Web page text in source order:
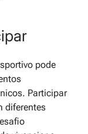
pode
Participar
diferentes